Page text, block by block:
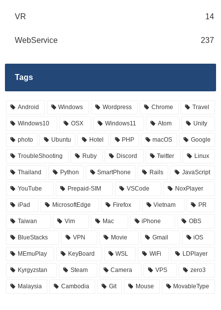
VR 14
WebService 237
Tags
Android Windows Wordpress Chrome Travel
Windows10 OSX Windows11 Atom Unity
photo Ubuntu Hotel PHP macOS Google
TroubleShooting Ruby Discord Twitter Linux
Thailand Python SmartPhone Rails JavaScript
YouTube Prepaid-SIM VSCode NoxPlayer
iPad MicrosoftEdge Firefox Vietnam PR
Taiwan Vim Mac iPhone OBS
BlueStacks VPN Movie Gmail iOS
MEmuPlay KeyBoard WSL WiFi LDPlayer
Kyrgyzstan Steam Camera VPS zero3
Malaysia Cambodia Git Mouse MovableType